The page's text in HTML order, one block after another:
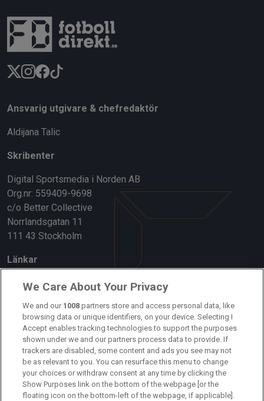
Ansvarig utgivare & chefredaktör
Aldijana Talic
Skribenter
Digital Sportsmedia i Norden AB
Org.nr: 559409-9698
c/o Better Collective
Norrlandsgatan 11
111 43 Stockholm
Länkar
Om oss
Kontakta oss
Kundtjänst
Sponsor: Rekatochklart
Annonsera på Fotbolldirekt
We Care About Your Privacy
We and our 1008 partners store and access personal data, like
browsing data or unique identifiers, on your device. Selecting I
Accept enables tracking technologies to support the purposes
shown under we and our partners process data to provide. If
trackers are disabled, some content and ads you see may not
be as relevant to you. You can resurface this menu to change
your choices or withdraw consent at any time by clicking the
Show Purposes link on the bottom of the webpage [or the
floating icon on the bottom-left of the webpage, if applicable].